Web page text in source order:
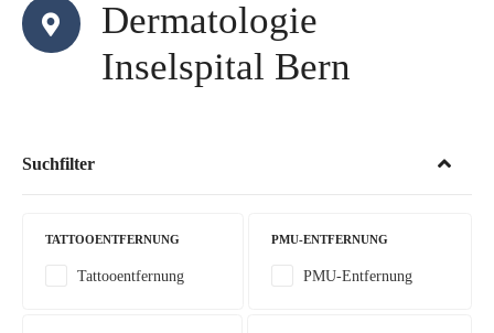
Dermatologie
Inselspital Bern
Suchfilter
TATTOOENTFERNUNG
Tattooentfernung
PMU-ENTFERNUNG
PMU-Entfernung